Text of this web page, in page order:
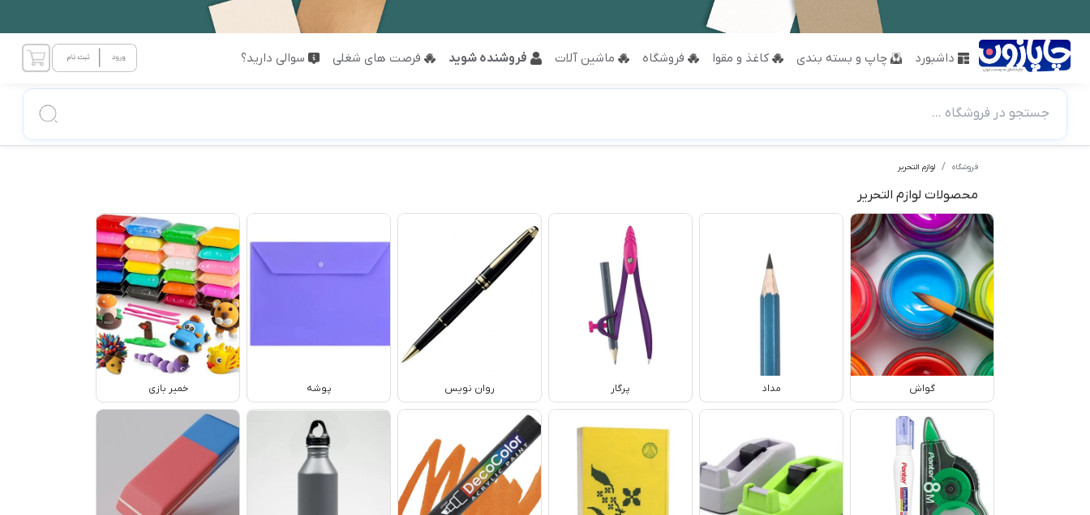
داشبورد چاپ و بسته بندی کاغذ و مقوا فروشگاه ماشین آلات فروشنده شوید فرصت های شغلی سوالی دارید؟
جستجو در فروشگاه ...
فروشگاه لوازم التحریر
محصولات لوازم التحریر
گواش مداد پرگار روان نویس پوشه خمیر بازی